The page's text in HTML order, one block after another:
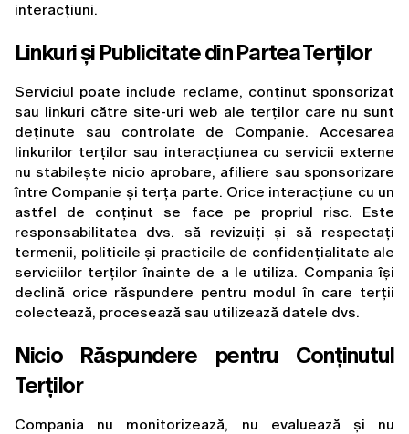
interacțiuni.
Linkuri și Publicitate din Partea Terților
Serviciul poate include reclame, conținut sponsorizat
sau linkuri către site-uri web ale terților care nu sunt
deținute sau controlate de Companie. Accesarea
linkurilor terților sau interacțiunea cu servicii externe
nu stabilește nicio aprobare, afiliere sau sponsorizare
între Companie și terța parte. Orice interacțiune cu un
astfel de conținut se face pe propriul risc. Este
responsabilitatea dvs. să revizuiți și să respectați
termenii, politicile și practicile de confidențialitate ale
serviciilor terților înainte de a le utiliza. Compania își
declină orice răspundere pentru modul în care terții
colectează, procesează sau utilizează datele dvs.
Nicio Răspundere pentru Conținutul
Terților
Compania nu monitorizează, nu evaluează și nu